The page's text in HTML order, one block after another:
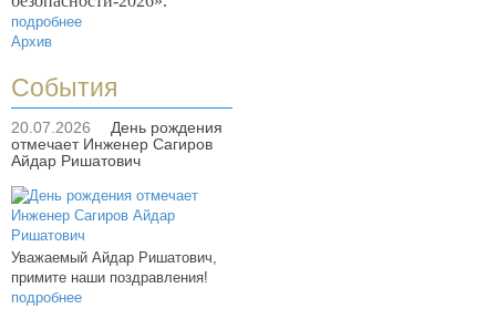
подробнее
Архив
События
20.07.2026
День рождения
отмечает Инженер Сагиров
Айдар Ришатович
Уважаемый Айдар Ришатович,
примите наши поздравления!
подробнее